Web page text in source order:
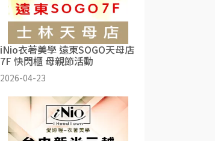
iNio衣著美學 遠東SOGO天母店
7F 快閃櫃 母親節活動
2026-04-23